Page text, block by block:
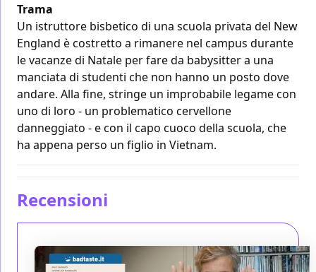
Trama
Un istruttore bisbetico di una scuola privata del New
England è costretto a rimanere nel campus durante
le vacanze di Natale per fare da babysitter a una
manciata di studenti che non hanno un posto dove
andare. Alla fine, stringe un improbabile legame con
uno di loro - un problematico cervellone
danneggiato - e con il capo cuoco della scuola, che
ha appena perso un figlio in Vietnam.
Recensioni